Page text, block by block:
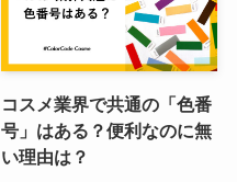
コスメ業界で共通の「色番
号」はある？便利なのに無
い理由は？